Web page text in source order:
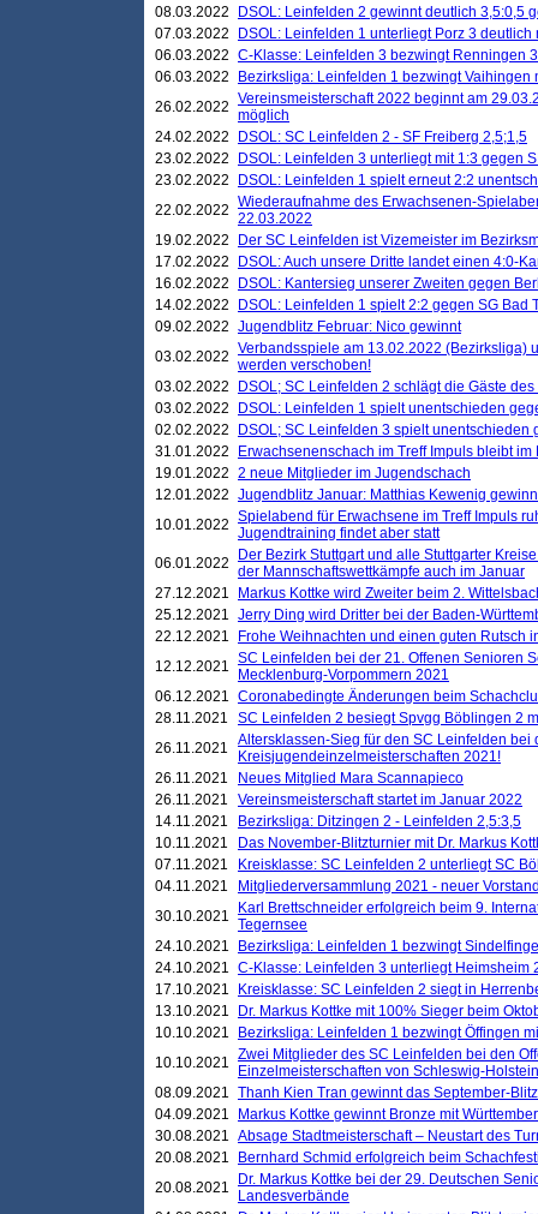
08.03.2022
DSOL: Leinfelden 2 gewinnt deutlich 3,5:0,5
07.03.2022
DSOL: Leinfelden 1 unterliegt Porz 3 deutlich
06.03.2022 C-Klasse: Leinfelden 3 bezwingt Renningen
06.03.2022
Bezirksliga: Leinfelden 1 bezwingt Vaihingen
26.02.2022 Vereinsmeisterschaft 2022 beginnt am
möglich
24.02.2022
DSOL: SC Leinfelden 2 - SF Freiberg 2,5;1,5
23.02.2022
DSOL: Leinfelden 3 unterliegt mit 1:3 gegen
23.02.2022
DSOL: Leinfelden 1 spielt erneut 2:2
22.02.2022 Wiederaufnahme des Erwachsenen-
22.03.2022
19.02.2022
Der SC Leinfelden ist Vizemeister im
17.02.2022
DSOL: Auch unsere Dritte landet einen 4:0-
16.02.2022
DSOL: Kantersieg unserer Zweiten gegen
14.02.2022
DSOL: Leinfelden 1 spielt 2:2 gegen SG Bad
09.02.2022 Jugendblitz Februar: Nico gewinnt
03.02.2022 Verbandsspiele am 13.02.2022 (Bezirksliga)
werden verschoben!
03.02.2022
DSOL; SC Leinfelden 2 schlägt die Gäste
03.02.2022
DSOL: Leinfelden 1 spielt unentschieden
02.02.2022
DSOL; SC Leinfelden 3 spielt unentschieden
31.01.2022
Erwachsenenschach im Treff Impuls bleibt
19.01.2022 2 neue Mitglieder im Jugendschach
12.01.2022 Jugendblitz Januar: Matthias Kewenig
10.01.2022 Spielabend für Erwachsene im Treff Impuls
Jugendtraining findet aber statt
06.01.2022
Der Bezirk Stuttgart und alle Stuttgarter
der Mannschaftswettkämpfe auch im Januar
27.12.2021
Markus Kottke wird Zweiter beim 2.
25.12.2021 Jerry Ding wird Dritter bei der Baden-
22.12.2021
Frohe Weihnachten und einen guten Rutsch
12.12.2021 SC Leinfelden bei der 21. Offenen Senioren
Mecklenburg-Vorpommern 2021
06.12.2021 Coronabedingte Änderungen beim
28.11.2021
SC Leinfelden 2 besiegt Spvgg Böblingen 2
26.11.2021
Altersklassen-Sieg für den SC Leinfelden bei
Kreisjugendeinzelmeisterschaften 2021!
26.11.2021
Neues Mitglied Mara Scannapieco
26.11.2021
Vereinsmeisterschaft startet im Januar 2022
14.11.2021
Bezirksliga: Ditzingen 2 - Leinfelden 2,5:3,5
10.11.2021
Das November-Blitzturnier mit Dr. Markus
07.11.2021
Kreisklasse: SC Leinfelden 2 unterliegt SC
04.11.2021
Mitgliederversammlung 2021 - neuer
30.10.2021
Karl Brettschneider erfolgreich beim 9.
Tegernsee
24.10.2021
Bezirksliga: Leinfelden 1 bezwingt
24.10.2021 C-Klasse: Leinfelden 3 unterliegt Heimsheim
17.10.2021
Kreisklasse: SC Leinfelden 2 siegt in
13.10.2021
Dr. Markus Kottke mit 100% Sieger beim
10.10.2021
Bezirksliga: Leinfelden 1 bezwingt Öffingen
10.10.2021 Zwei Mitglieder des SC Leinfelden bei den
Einzelmeisterschaften von Schleswig-
08.09.2021 Thanh Kien Tran gewinnt das September-
04.09.2021
Markus Kottke gewinnt Bronze mit
30.08.2021 Absage Stadtmeisterschaft – Neustart des
20.08.2021
Bernhard Schmid erfolgreich beim
20.08.2021
Dr. Markus Kottke bei der 29. Deutschen
Landesverbände